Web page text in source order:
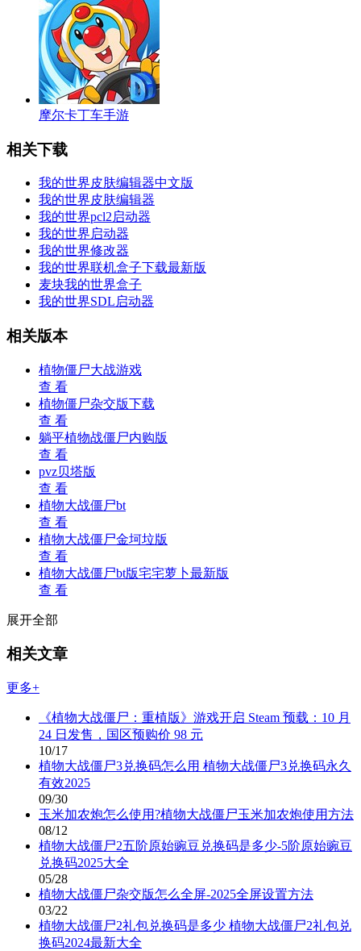
摩尔卡丁车手游
相关下载
我的世界皮肤编辑器中文版
我的世界皮肤编辑器
我的世界pcl2启动器
我的世界启动器
我的世界修改器
我的世界联机盒子下载最新版
麦块我的世界盒子
我的世界SDL启动器
相关版本
植物僵尸大战游戏
查 看
植物僵尸杂交版下载
查 看
躺平植物战僵尸内购版
查 看
pvz贝塔版
查 看
植物大战僵尸bt
查 看
植物大战僵尸金坷垃版
查 看
植物大战僵尸bt版宅宅萝卜最新版
查 看
展开全部
相关文章
更多+
《植物大战僵尸：重植版》游戏开启 Steam 预载：10 月
24 日发售，国区预购价 98 元
10/17
植物大战僵尸3兑换码怎么用 植物大战僵尸3兑换码永久
有效2025
09/30
玉米加农炮怎么使用?植物大战僵尸玉米加农炮使用方法
08/12
植物大战僵尸2五阶原始豌豆兑换码是多少-5阶原始豌豆
兑换码2025大全
05/28
植物大战僵尸杂交版怎么全屏-2025全屏设置方法
03/22
植物大战僵尸2礼包兑换码是多少 植物大战僵尸2礼包兑
换码2024最新大全